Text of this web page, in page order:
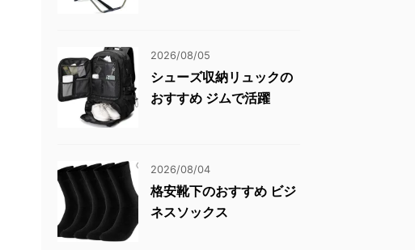
2026/08/05
シューズ収納リュックの
おすすめ ジムで活躍
2026/08/04
格安靴下のおすすめ ビジ
ネスソックス